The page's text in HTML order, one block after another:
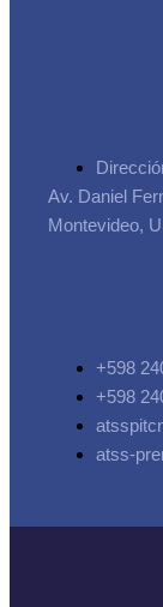
Av. Daniel
Montevideo,
+598
+598
atss-